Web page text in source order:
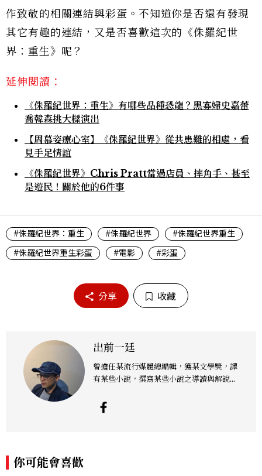
作致敬的相關連結與彩蛋。不知道你是否還有發現
其它有趣的連結，又是否喜歡這次的《侏羅紀世
界：重生》呢？
延伸閱讀：
《侏羅紀世界：重生》有哪些品種恐龍？黑寡婦史嘉蕾
喬韓森挑大樑演出
【周慕姿療心室】《侏羅紀世界》從共患難的相處，看
見手足情誼
《侏羅紀世界》Chris Pratt當過店員、摔角手、甚至
是遊民！關於他的6件事
#侏羅紀世界：重生 #侏羅紀世界
#侏羅紀世界重生
#侏羅紀世界重生彩蛋
#電影 #彩蛋
分享 收藏
出前一廷
曾擔任某流行媒體總編輯，獲某文學獎，譯
有某些小說，撰寫某些小說之導讀與解說類
乾脆在家看片，配上熱騰騰的泡麵，故以此
為名。臉書粉絲頁為「史蒂芬金銀銅鐵席
你可能會喜歡